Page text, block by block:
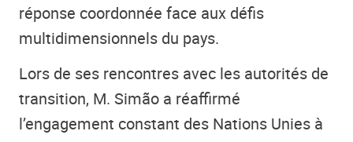
réponse coordonnée face aux défis
multidimensionnels du pays.
Lors de ses rencontres avec les autorités de
transition, M. Simão a réaffirmé
l’engagement constant des Nations Unies à